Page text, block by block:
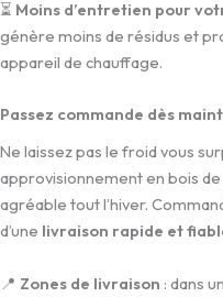
⏳ Moins d’entretien pour
génère moins de résidus et
appareil de chauffage.
Passez commande dès
Ne laissez pas le froid vous
approvisionnement en bois
agréable tout l’hiver.
d’une livraison rapide et
📍 Zones de livraison : dans